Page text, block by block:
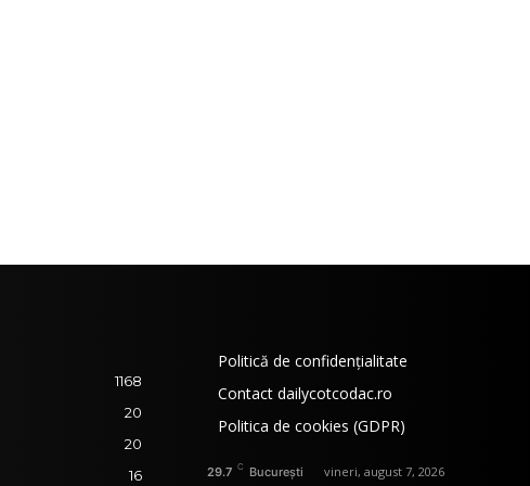
1168
20
20
16
Politică de confidențialitate
Contact dailycotcodac.ro
Politica de cookies (GDPR)
29.7 C București vineri, august 7, 2026